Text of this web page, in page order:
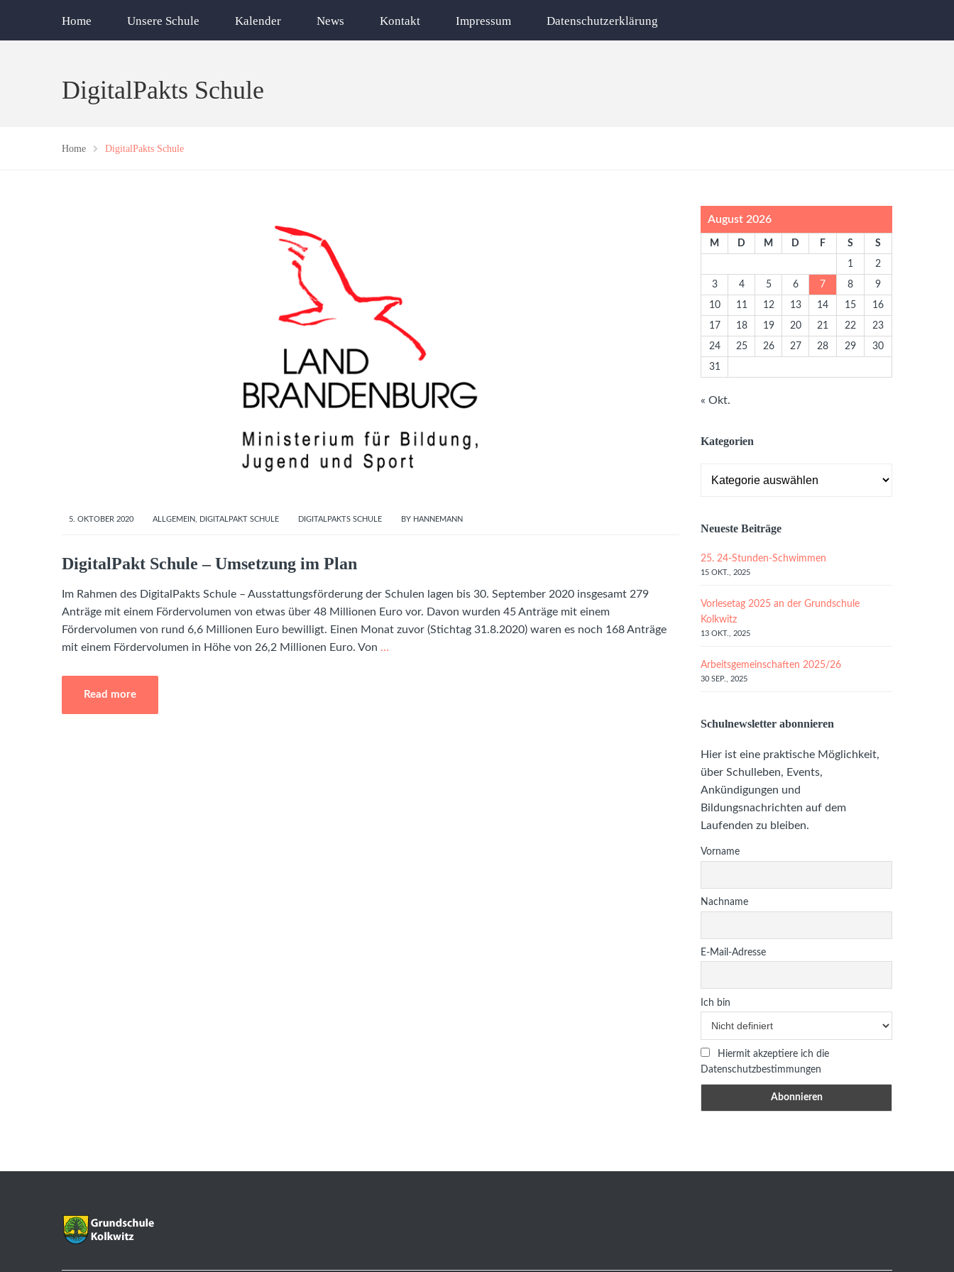
Home Unsere Schule Kalender News Kontakt Impressum Datenschutzerklärung
DigitalPakts Schule
Home DigitalPakts Schule
5. OKTOBER 2020 ALLGEMEIN, DIGITALPAKT SCHULE DIGITALPAKTS SCHULE BY HANNEMANN
DigitalPakt Schule – Umsetzung im Plan
Im Rahmen des DigitalPakts Schule – Ausstattungsförderung der Schulen lagen bis 30. September 2020 insgesamt 279
Anträge mit einem Fördervolumen von etwas über 48 Millionen Euro vor. Davon wurden 45 Anträge mit einem
Fördervolumen von rund 6,6 Millionen Euro bewilligt. Einen Monat zuvor (Stichtag 31.8.2020) waren es noch 168 Anträge
mit einem Fördervolumen in Höhe von 26,2 Millionen Euro. Von …
Read more
August 2026
M D M D F S S
1 2
3 4 5 6 7 8 9
10 11 12 13 14 15 16
17 18 19 20 21 22 23
24 25 26 27 28 29 30
31
« Okt.
Kategorien
Neueste Beiträge
25. 24-Stunden-Schwimmen
15 OKT., 2025
Vorlesetag 2025 an der Grundschule
Kolkwitz
13 OKT., 2025
Arbeitsgemeinschaften 2025/26
30 SEP., 2025
Schulnewsletter abonnieren
Hier ist eine praktische Möglichkeit,
über Schulleben, Events,
Ankündigungen und
Bildungsnachrichten auf dem
Laufenden zu bleiben.
Vorname
Nachname
E-Mail-Adresse
Ich bin
Hiermit akzeptiere ich die
Datenschutzbestimmungen